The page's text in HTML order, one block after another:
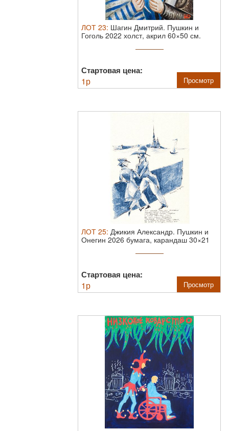
ЛОТ 23: Шагин Дмитрий. Пушкин и
Гоголь 2022 холст, акрил 60×50 см.
Стартовая цена:
1р Просмотр
ЛОТ 25: Джикия Александр. Пушкин и
Онегин 2026 бумага, карандаш 30×21
Стартовая цена:
1р Просмотр